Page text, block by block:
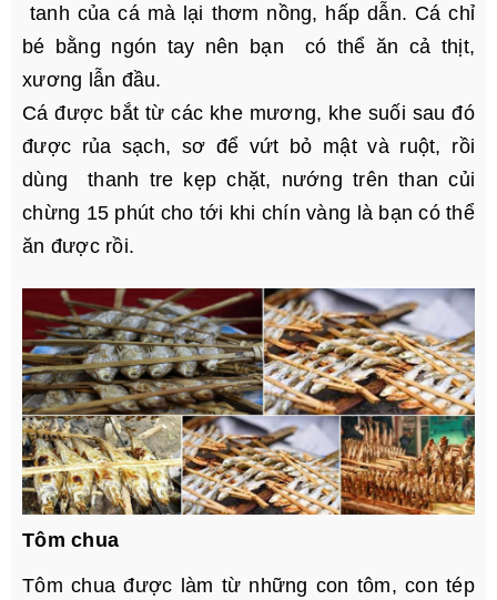
tanh của cá mà lại thơm nồng, hấp dẫn. Cá chỉ
bé bằng ngón tay nên bạn có thể ăn cả thịt,
xương lẫn đầu.
Cá được bắt từ các khe mương, khe suối sau đó
được rủa sạch, sơ để vứt bỏ mật và ruột, rồi
dùng thanh tre kẹp chặt, nướng trên than củi
chừng 15 phút cho tới khi chín vàng là bạn có thể
ăn được rồi.
Tôm chua
Tôm chua được làm từ những con tôm, con tép